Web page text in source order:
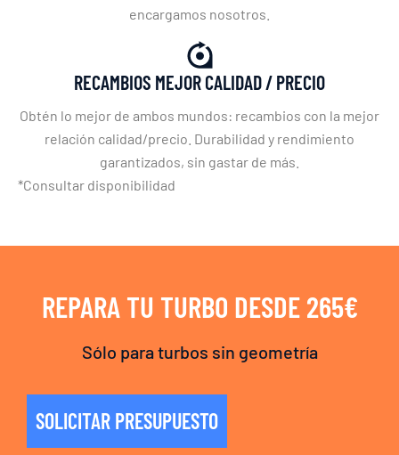
encargamos nosotros.
RECAMBIOS MEJOR CALIDAD / PRECIO
Obtén lo mejor de ambos mundos: recambios con la mejor
relación calidad/precio. Durabilidad y rendimiento
garantizados, sin gastar de más.
*Consultar disponibilidad
REPARA TU TURBO DESDE 265€
Sólo para turbos sin geometría
SOLICITAR PRESUPUESTO